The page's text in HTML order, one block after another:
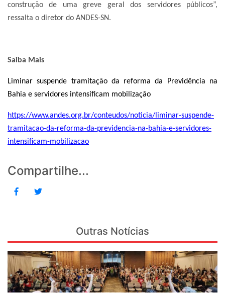
construção de uma greve geral dos servidores públicos”,
ressalta o diretor do ANDES-SN.
Saiba Mais
Liminar suspende tramitação da reforma da Previdência na
Bahia e servidores intensificam mobilização
https://www.andes.org.br/conteudos/noticia/liminar-suspende-
tramitacao-da-reforma-da-previdencia-na-bahia-e-servidores-
intensificam-mobilizacao
Compartilhe...
Outras Notícias